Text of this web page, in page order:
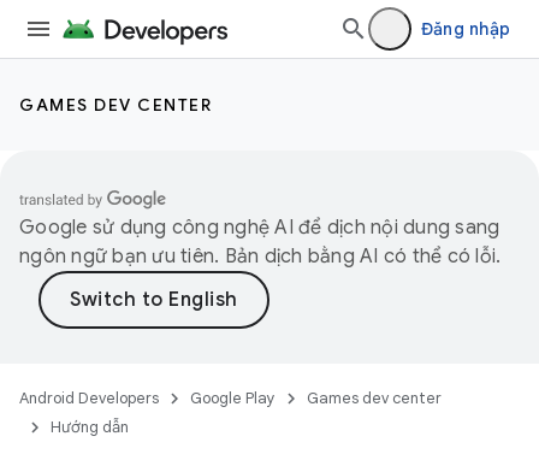
Đăng nhập
GAMES DEV CENTER
Google sử dụng công nghệ AI để dịch nội dung sang
ngôn ngữ bạn ưu tiên. Bản dịch bằng AI có thể có lỗi.
Android Developers Google Play
Games dev center
Hướng dẫn